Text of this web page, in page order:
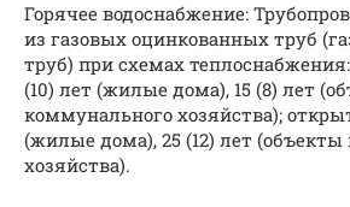
Горячее водоснабжение:
из газовых оцинкованных труб
труб) при схемах
(10) лет (жилые дома), 15 (8) лет
коммунального хозяйства);
(жилые дома), 25 (12) лет
хозяйства).